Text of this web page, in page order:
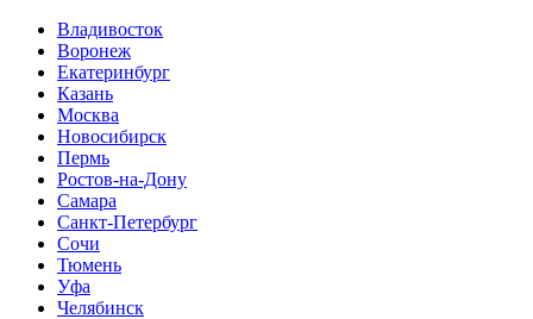
Владивосток
Воронеж
Екатеринбург
Казань
Москва
Новосибирск
Пермь
Ростов-на-Дону
Самара
Санкт-Петербург
Сочи
Тюмень
Уфа
Челябинск